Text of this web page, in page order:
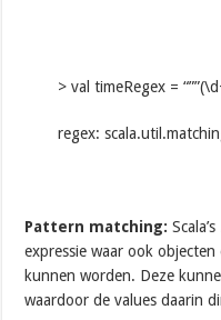
> val timeRegex =
regex:
Pattern matching: Scala’s
expressie waar ook
kunnen worden. Deze
waardoor de values daarin